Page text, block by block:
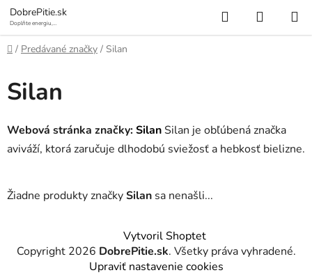
Prejsť
na
obsah
DobrePitie.sk
Doplňte energiu,
Hľadať
KOŠÍK
Domov
/ Predávané značky / Silan
Silan
Webová stránka značky:SilanSilan je obľúbená značka
aviváží, ktorá zaručuje dlhodobú sviežosť a hebkosť bielizne.
Žiadne produkty značkySilan sa nenašli...
Vytvoril Shoptet
Copyright 2026 DobrePitie.sk. Všetky práva vyhradené.
Upraviť nastavenie cookies